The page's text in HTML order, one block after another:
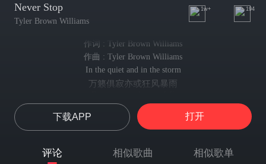
Never Stop
Tyler Brown Williams
1w+ 194
作词 : Tyler Brown Williams
作曲 : Tyler Brown Williams
In the quiet and in the storm
万籁俱寂亦或狂风暴雨
起起落落
Any door that we walk through
经过的任意一扇门
时光荏苒 爱你如初
下载APP 打开
评论 相似歌曲 相似歌单